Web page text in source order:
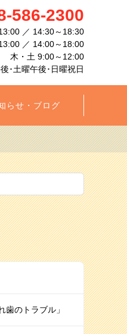
586-2300
／ 14:30～18:30
／ 14:00～18:00
木・土 9:00～12:00
･土曜午後･日曜祝日
らせ・ブログ
歯のトラブル」